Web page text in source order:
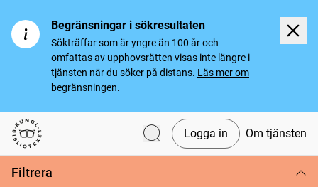
Begränsningar i sökresultaten
Sökträffar som är yngre än 100 år och
omfattas av upphovsrätten visas inte längre i
tjänsten när du söker på distans. Läs mer om
begränsningen.
Svenska tidningar
Logga in Om tjänsten
Filtrera